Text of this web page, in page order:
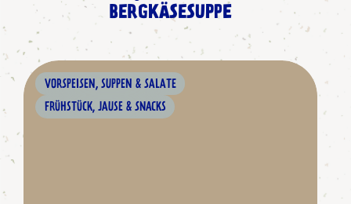
BERGKÄSESUPPE
VORSPEISEN, SUPPEN & SALATE
FRÜHSTÜCK, JAUSE & SNACKS